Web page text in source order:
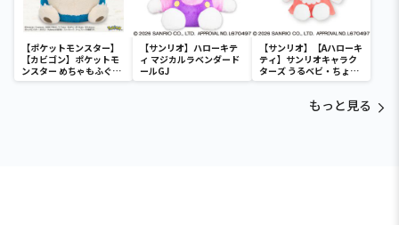
【ポケットモンスター】
【カビゴン】ポケットモ
ンスター めちゃもふぐっ
と ほっこりいやされぬい
【サンリオ】ハローキテ
ィ マジカルラベンダード
ールGJ
【サンリオ】【Aハローキ
ティ】サンリオキャラク
ターズ うるベビ・ちょい
デカドール
もっと見る